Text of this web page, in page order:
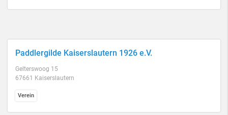
Paddlergilde Kaiserslautern 1926 e.V.
Gelterswoog 15
67661 Kaiserslautern
Verein